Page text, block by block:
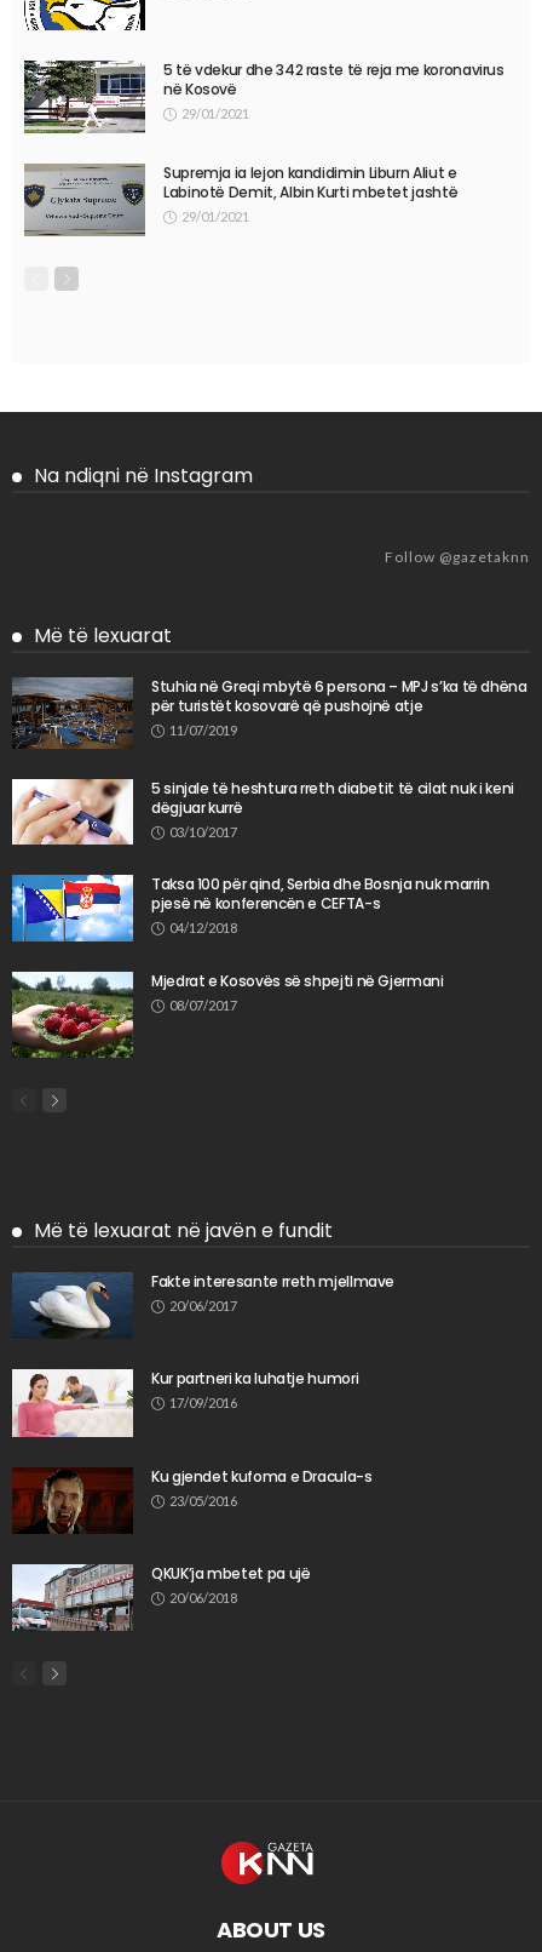
5 të vdekur dhe 342 raste të reja me koronavirus
në Kosovë
29/01/2021
Supremja ia lejon kandidimin Liburn Aliut e
Labinotë Demit, Albin Kurti mbetet jashtë
29/01/2021
Na ndiqni në Instagram
Follow @gazetaknn
Më të lexuarat
Stuhia në Greqi mbytë 6 persona – MPJ s’ka të dhëna
për turistët kosovarë që pushojnë atje
11/07/2019
5 sinjale të heshtura rreth diabetit të cilat nuk i keni
dëgjuar kurrë
03/10/2017
Taksa 100 për qind, Serbia dhe Bosnja nuk marrin
pjesë në konferencën e CEFTA-s
04/12/2018
Mjedrat e Kosovës së shpejti në Gjermani
08/07/2017
Më të lexuarat në javën e fundit
Fakte interesante rreth mjellmave
20/06/2017
Kur partneri ka luhatje humori
17/09/2016
Ku gjendet kufoma e Dracula-s
23/05/2016
QKUK’ja mbetet pa ujë
20/06/2018
ABOUT US